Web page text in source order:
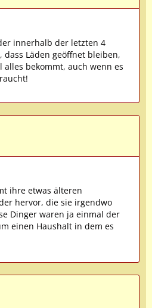
innerhalb der letzten 4
dass Läden geöffnet bleiben,
bekommt, auch wenn es
ihre etwas älteren
hervor, die sie irgendwo
Dinger waren ja einmal der
einen Haushalt in dem es